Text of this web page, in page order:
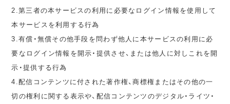
2.第三者の本サービスの利用に必要なログイン情報を使用して
本サービスを利用する行為
3.有償・無償その他手段を問わず他人に本サービスの利用に必
要なログイン情報を開示・提供させ、または他人に対しこれを開
示・提供する行為
4.配信コンテンツに付された著作権、商標権またはその他の一
切の権利に関する表示や、配信コンテンツのデジタル・ライツ・